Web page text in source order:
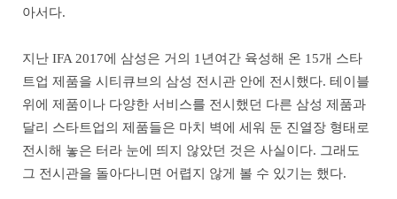
아서다.
지난 IFA 2017에 삼성은 거의 1년여간 육성해 온 15개 스타
트업 제품을 시티큐브의 삼성 전시관 안에 전시했다. 테이블
위에 제품이나 다양한 서비스를 전시했던 다른 삼성 제품과
달리 스타트업의 제품들은 마치 벽에 세워 둔 진열장 형태로
전시해 놓은 터라 눈에 띄지 않았던 것은 사실이다. 그래도
그 전시관을 돌아다니면 어렵지 않게 볼 수 있기는 했다.